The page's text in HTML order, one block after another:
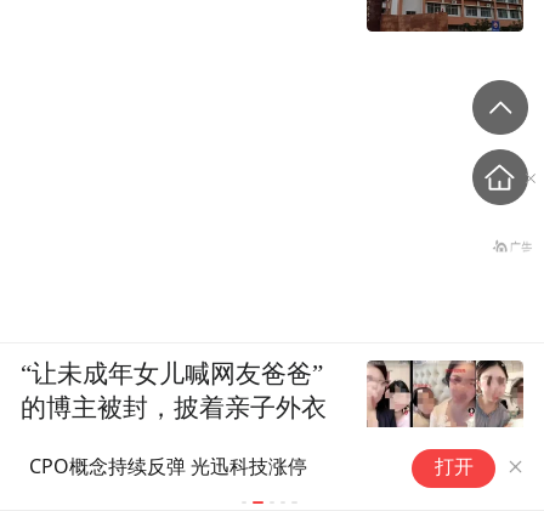
中际旭创回应“美国光模块禁令”
影响
信息安全概
均跌超10%
打开
“让未成年女儿喊网友爸爸”
的博主被封，披着亲子外衣